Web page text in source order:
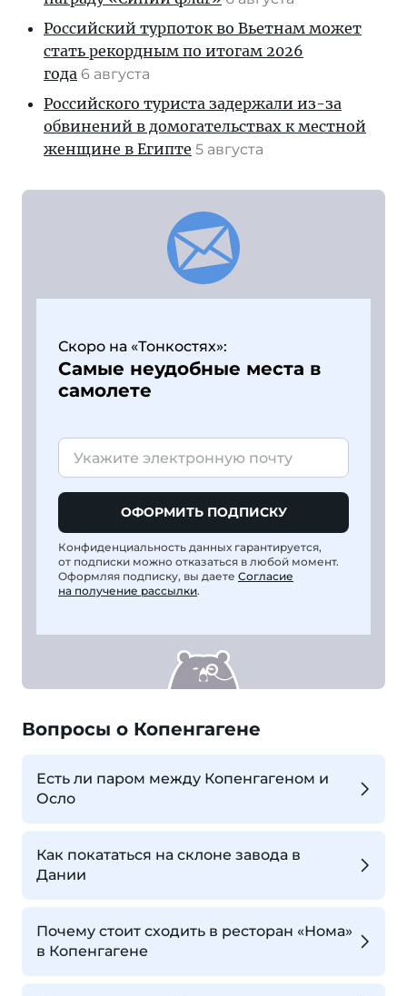
Российский турпоток во Вьетнам может
стать рекордным по итогам 2026
года 6 августа
Российского туриста задержали из-за
обвинений в домогательствах к местной
женщине в Египте 5 августа
Скоро на «Тонкостях»:
Самые неудобные места в
самолете
ОФОРМИТЬ ПОДПИСКУ
Конфиденциальность данных гарантируется,
от подписки можно отказаться в любой момент.
Оформляя подписку, вы даете Согласие
на получение рассылки.
Вопросы о Копенгагене
Есть ли паром между Копенгагеном и
Осло
Как покататься на склоне завода в
Дании
Почему стоит сходить в ресторан «Нома»
в Копенгагене